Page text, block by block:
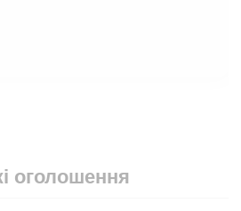
оголошення